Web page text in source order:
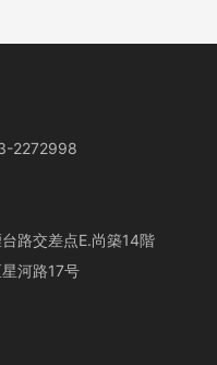
2272998
路交差点E.尚築14階
河路17号